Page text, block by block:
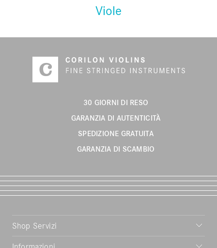
Viole
30 GIORNI DI RESO
GARANZIA DI AUTENTICITÀ
SPEDIZIONE GRATUITA
GARANZIA DI SCAMBIO
Shop Servizi